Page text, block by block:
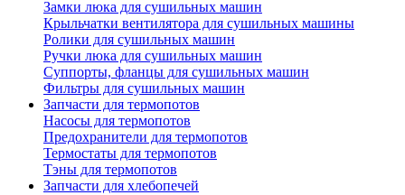
Замки люка для сушильных машин
Крыльчатки вентилятора для сушильных машины
Ролики для сушильных машин
Ручки люка для сушильных машин
Суппорты, фланцы для сушильных машин
Фильтры для сушильных машин
Запчасти для термопотов
Насосы для термопотов
Предохранители для термопотов
Термостаты для термопотов
Тэны для термопотов
Запчасти для хлебопечей